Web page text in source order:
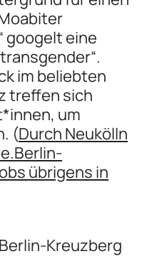
googelt eine
im beliebten
treffen sich
um
(Durch Neukölln
übrigens in
Kreuzberg